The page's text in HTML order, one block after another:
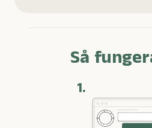
Så
1.